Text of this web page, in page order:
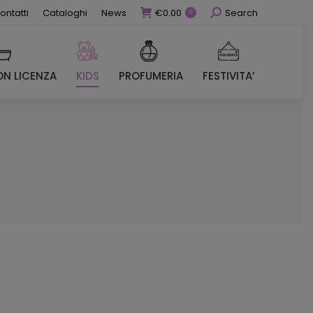
Cataloghi News €0.00 0 CercaSearch
LICENZA KIDS PROFUMERIA FESTIVITA’
LICENZA KIDS PROFUMERIA FESTIVITA’